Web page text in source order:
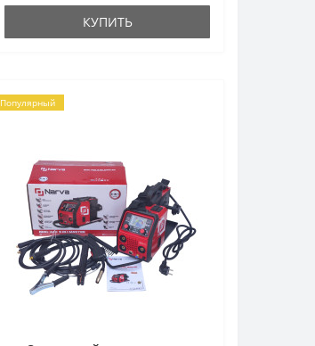
КУПИТЬ
Популярный